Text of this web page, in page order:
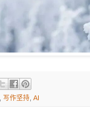
写作坚持 AI